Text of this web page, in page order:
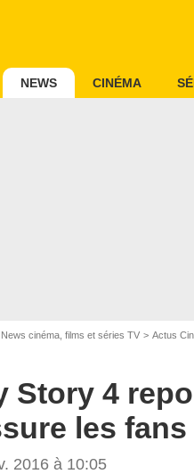
NEWS CINÉMA
News cinéma, films et séries TV Actus
Story 4
les fans
2016 à 10:05
Walt Disney